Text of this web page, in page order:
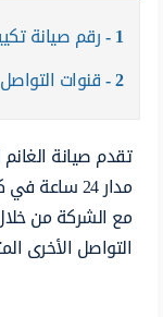
1 رقم صيانة تكييف
2 قنوات
تقدم صيانة
مدار 24
مع الشركة من
التواصل الأخرى